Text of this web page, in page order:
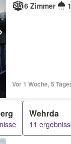
6 Zimmer
Vor 1 Woche, 5
Wehrda
11